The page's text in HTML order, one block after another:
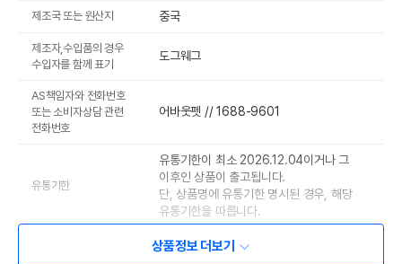
제조국 또는 원산지 중국
제조자,수입품의 경우
수입자를 함께 표기
도그웨그
AS책임자와 전화번호
또는 소비자상담 관련
전화번호
어바웃펫 // 1688-9601
유통기한
유통기한이 최소 2026.12.04이거나 그
이후인 상품이 출고됩니다.
단, 상품명에 유통기한 명시된 경우, 해당
유통기한을 따릅니다.
상품정보 더보기